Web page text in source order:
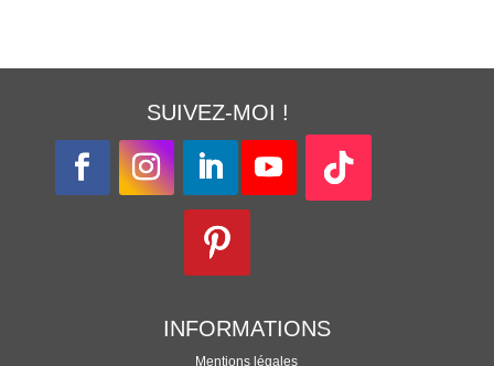
SUIVEZ-MOI !
INFORMATIONS
Mentions légales